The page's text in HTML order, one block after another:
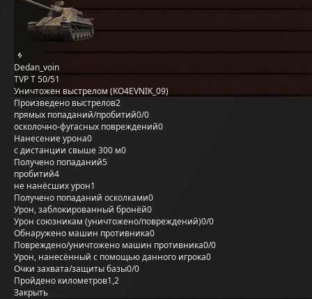
Dedan_voin
TVP T 50/51
Уничтожен выстрелом (KO4EVNIK_09)
Произведено выстрелов2
прямых попаданий/пробитий0/0
осколочно-фугасных повреждений0
Нанесение урона0
с дистанции свыше 300 м0
Получено попаданий5
пробитий4
не нанёсших урон1
Получено попаданий осколками0
Урон, заблокированный бронёй0
Урон союзникам (уничтожено/повреждений)0/0
Обнаружено машин противника0
Повреждено/уничтожено машин противника0/0
Урон, нанесённый с помощью данного игрока0
Очки захвата/защиты базы0/0
Пройдено километров1,2
Закрыть